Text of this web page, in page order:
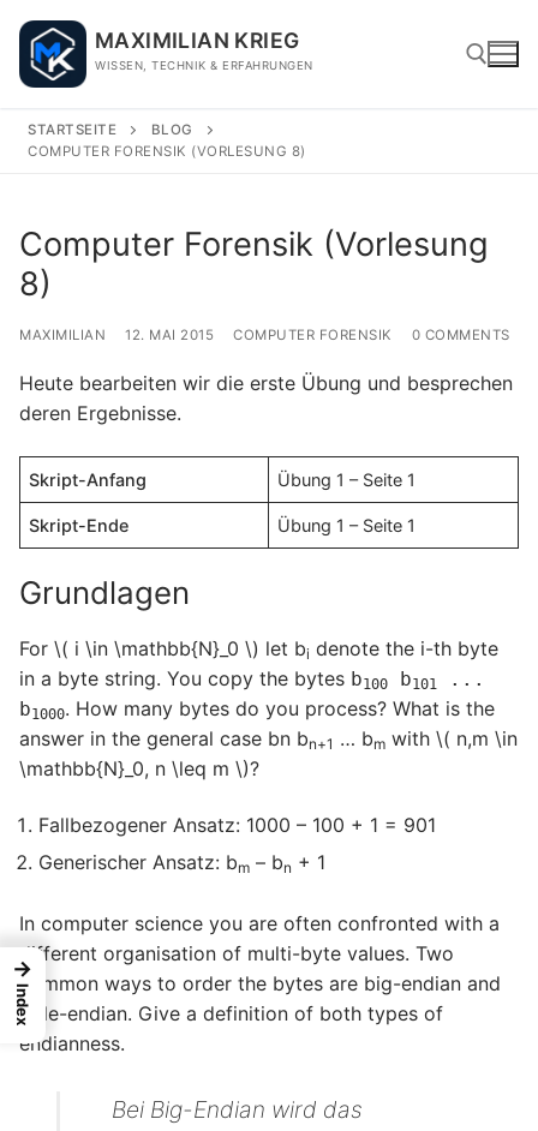
content
MAXIMILIAN KRIEG
WISSEN, TECHNIK & ERFAHRUNGEN
Search for:
STARTSEITE
BLOG
COMPUTER FORENSIK (VORLESUNG 8)
Computer Forensik (Vorlesung
8)
MAXIMILIAN 12. MAI 2015 COMPUTER FORENSIK 0 COMMENTS
Heute bearbeiten wir die erste Übung und besprechen
deren Ergebnisse.
Skript-Anfang Übung 1 – Seite 1
Skript-Ende Übung 1 – Seite 1
Grundlagen
For \( i \in \mathbb{N}_0 \) let bi denote the i-th byte
in a byte string. You copy the bytes b100 b101
...
b1000. How many bytes do you process? What is the
answer in the general case bn bn+1 … bm with \( n,m \in
\mathbb{N}_0, n \leq m \)?
Fallbezogener Ansatz: 1000 – 100 + 1 = 901
Generischer Ansatz: bm – bn + 1
In computer science you are often confronted with a
different organisation of multi-byte values. Two
common ways to order the bytes are big-endian and
little-endian. Give a definition of both types of
endianness.
Bei Big-Endian wird das
→
Index